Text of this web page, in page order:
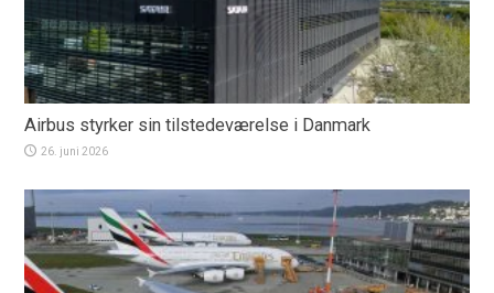
Airbus styrker sin tilstedeværelse i Danmark
26. juni 2026